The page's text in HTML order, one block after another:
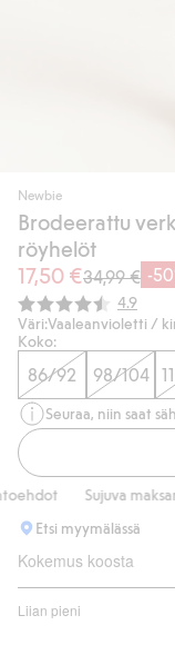
Newbie
Brodeerattu
röyhelöt
17,50 €34,99 € -
4.9
Väri:Vaaleanvioletti /
Koko:
86/92 98/104
Seuraa, niin saat
Sujuva
Etsi myymälässä
Kokemus koosta
Liian pieni
/